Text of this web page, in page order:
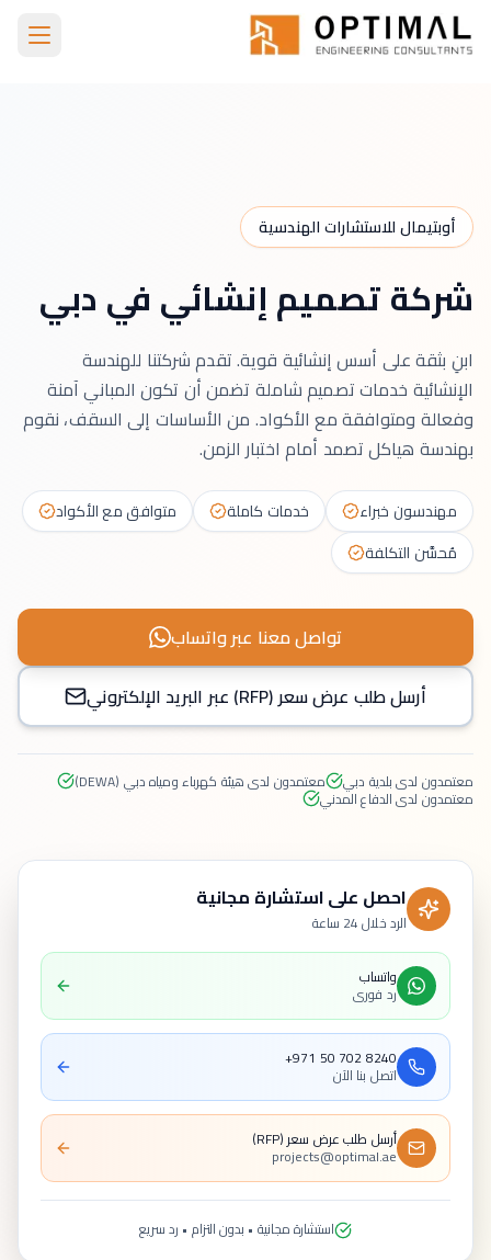
Skip to main content
الرئيسية Structural Design Company Dubai
أوبتيمال للاستشارات الهندسية
شركة تصميم إنشائي في دبي
ابنِ بثقة على أسس إنشائية قوية. تقدم شركتنا للهندسة
الإنشائية خدمات تصميم شاملة تضمن أن تكون المباني آمنة
وفعالة ومتوافقة مع الأكواد. من الأساسات إلى السقف، نقوم
بهندسة هياكل تصمد أمام اختبار الزمن.
مهندسون خبراء خدمات كاملة
متوافق مع الأكواد
مُحسَّن التكلفة
تواصل معنا عبر واتساب
أرسل طلب عرض سعر (RFP) عبر البريد الإلكتروني
معتمدون لدى بلدية دبي معتمدون لدى هيئة كهرباء ومياه دبي (DEWA)
معتمدون لدى الدفاع المدني
احصل على استشارة مجانية
الرد خلال 24 ساعة
واتساب
رد فوري
+971 50 702 8240
اتصل بنا الآن
أرسل طلب عرض سعر (RFP)
projects@optimal.ae
استشارة مجانية • بدون التزام • رد سريع